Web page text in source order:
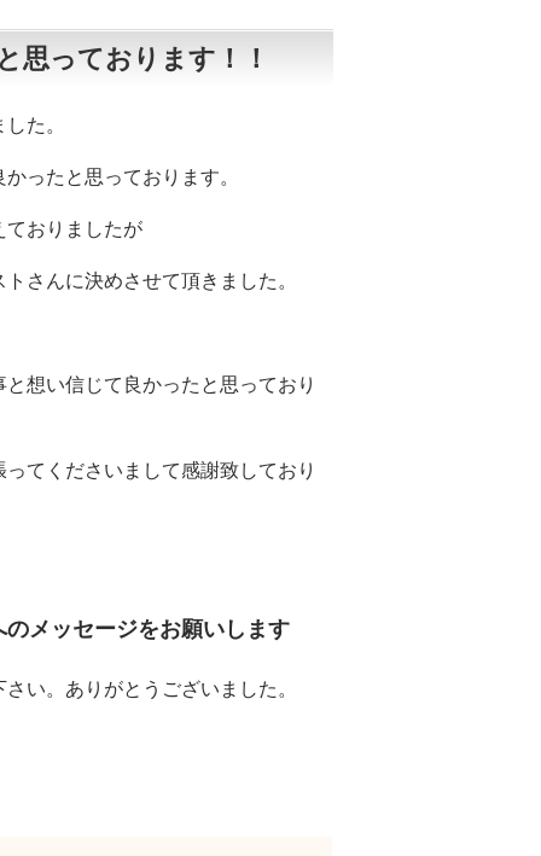
思っております！！
た。
ったと思っております。
ておりましたが
さんに決めさせて頂きました。
想い信じて良かったと思っており
てくださいまして感謝致しており
メッセージをお願いします
い。ありがとうございました。